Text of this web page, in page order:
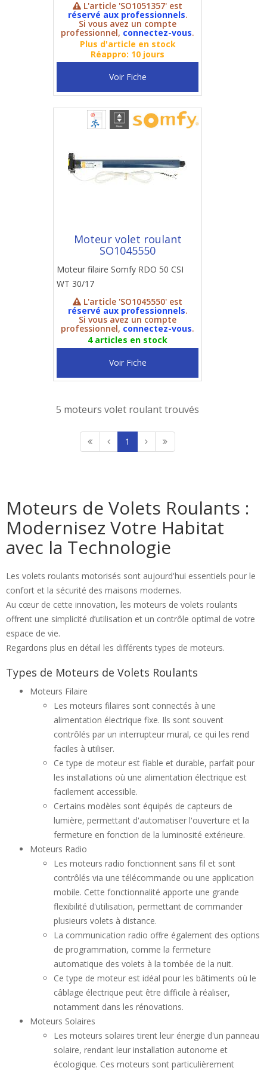
L'article 'SO1051357' est
réservé aux professionnels.
Si vous avez un compte
professionnel, connectez-vous.
Plus d'article en stock
Réappro: 10 jours
Voir Fiche
Moteur volet roulant
SO1045550
Moteur filaire Somfy RDO 50 CSI
WT 30/17
L'article 'SO1045550' est
réservé aux professionnels.
Si vous avez un compte
professionnel, connectez-vous.
4 articles en stock
Voir Fiche
5 moteurs volet roulant trouvés
1
Moteurs de Volets Roulants :
Modernisez Votre Habitat
avec la Technologie
Les volets roulants motorisés sont aujourd'hui essentiels pour le
confort et la sécurité des maisons modernes.
Au cœur de cette innovation, les moteurs de volets roulants
offrent une simplicité d’utilisation et un contrôle optimal de votre
espace de vie.
Regardons plus en détail les différents types de moteurs.
Types de Moteurs de Volets Roulants
Moteurs Filaire
Les moteurs filaires sont connectés à une
alimentation électrique fixe. Ils sont souvent
contrôlés par un interrupteur mural, ce qui les rend
faciles à utiliser.
Ce type de moteur est fiable et durable, parfait pour
les installations où une alimentation électrique est
facilement accessible.
Certains modèles sont équipés de capteurs de
lumière, permettant d'automatiser l'ouverture et la
fermeture en fonction de la luminosité extérieure.
Moteurs Radio
Les moteurs radio fonctionnent sans fil et sont
contrôlés via une télécommande ou une application
mobile. Cette fonctionnalité apporte une grande
flexibilité d'utilisation, permettant de commander
plusieurs volets à distance.
La communication radio offre également des options
de programmation, comme la fermeture
automatique des volets à la tombée de la nuit.
Ce type de moteur est idéal pour les bâtiments où le
câblage électrique peut être difficile à réaliser,
notamment dans les rénovations.
Moteurs Solaires
Les moteurs solaires tirent leur énergie d'un panneau
solaire, rendant leur installation autonome et
écologique. Ces moteurs sont particulièrement